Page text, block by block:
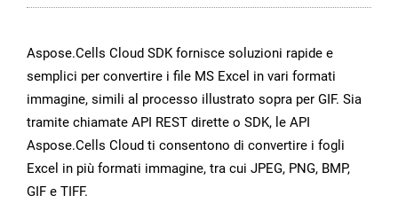
Aspose.Cells Cloud SDK fornisce soluzioni rapide e
semplici per convertire i file MS Excel in vari formati
immagine, simili al processo illustrato sopra per GIF. Sia
tramite chiamate API REST dirette o SDK, le API
Aspose.Cells Cloud ti consentono di convertire i fogli
Excel in più formati immagine, tra cui JPEG, PNG, BMP,
GIF e TIFF.